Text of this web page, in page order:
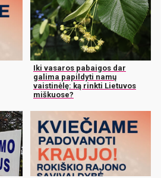
Iki vasaros pabaigos dar
galima papildyti namų
vaistinėlę: ką rinkti Lietuvos
miškuose?